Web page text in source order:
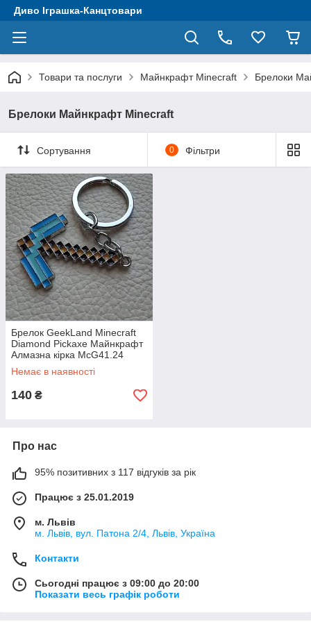
Диво Іграшка-Канцтовари
Товари та послуги Майнкрафт Minecraft Брелоки
Брелоки Майнкрафт Minecraft
Сортування 0 Фільтри
Брелок GeekLand Minecraft
Diamond Pickaxe Майнкрафт
Алмазна кірка McG41.24
Немає в наявності
140 ₴
Про нас
95% позитивних з 117 відгуків за рік
Працює з 25.01.2019
м. Львів
м. Львів, вул. Патона 2/4, Львів, Україна
Контакти
Сьогодні працює з 09:00 до 20:00
Показати весь графік роботи